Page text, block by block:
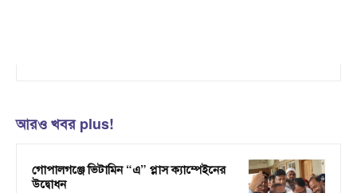
আরও খবর plus!
গোপালগঞ্জে ভিটামিন “এ” প্লাস ক্যাম্পেইনের
উদ্বোধন